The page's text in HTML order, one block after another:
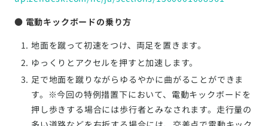
● 電動キックボードの乗り方
地面を蹴って初速をつけ、両足を置きます。
ゆっくりとアクセルを押すと加速します。
足で地面を蹴りながらゆるやかに曲がることができま
す。※今回の特例措置下において、電動キックボードを
押し歩きする場合には歩行者とみなされます。走行量の